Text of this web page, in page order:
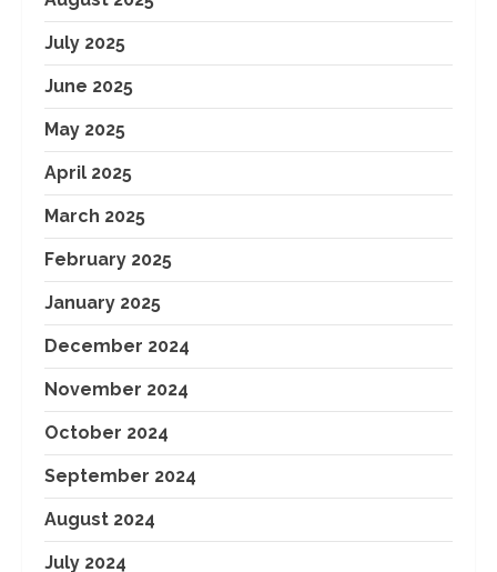
July 2025
June 2025
May 2025
April 2025
March 2025
February 2025
January 2025
December 2024
November 2024
October 2024
September 2024
August 2024
July 2024